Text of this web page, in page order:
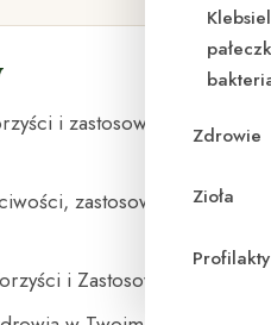
Zdrowie
Zioła
i zastosowanie w
zastosowania i
i Zastosowania